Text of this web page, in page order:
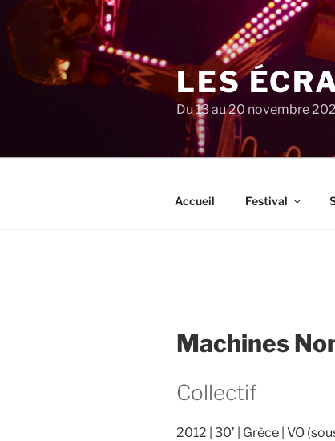
au
contenu
principal
LES
Du 13 au 20 novembre
Accueil Festival
Machines
Collectif
2012 30’ Grèce VO